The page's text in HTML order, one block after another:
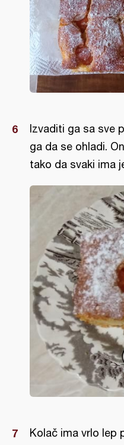
Izvaditi ga sa sve
ga da se ohladi.
tako da svaki ima
Kolač ima vrlo lep